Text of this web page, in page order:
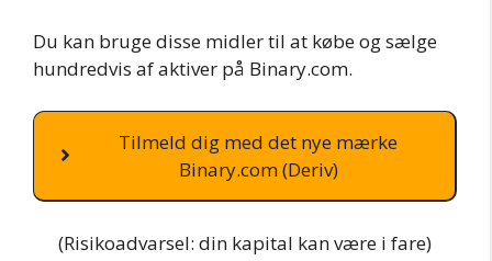
Du kan bruge disse midler til at købe og sælge
hundredvis af aktiver på Binary.com.
Tilmeld dig med det nye mærke
Binary.com (Deriv)
(Risikoadvarsel: din kapital kan være i fare)